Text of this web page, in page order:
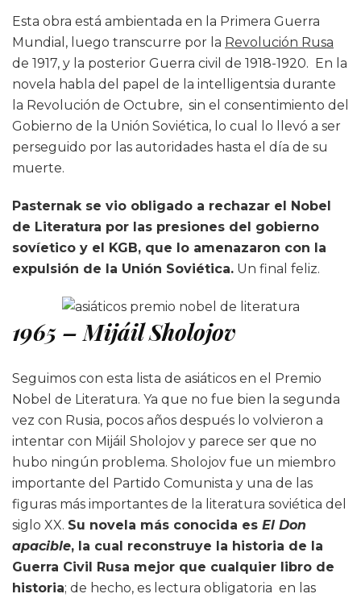
Esta obra está ambientada en la Primera Guerra
Mundial, luego transcurre por la Revolución Rusa
de 1917, y la posterior Guerra civil de 1918-1920. En la
novela habla del papel de la intelligentsia durante
la Revolución de Octubre, sin el consentimiento del
Gobierno de la Unión Soviética, lo cual lo llevó a ser
perseguido por las autoridades hasta el día de su
muerte.
Pasternak se vio obligado a rechazar el Nobel
de Literatura por las presiones del gobierno
sovíetico y el KGB, que lo amenazaron con la
expulsión de la Unión Soviética. Un final feliz.
1965 – Mijáil Sholojov
Seguimos con esta lista de asiáticos en el Premio
Nobel de Literatura. Ya que no fue bien la segunda
vez con Rusia, pocos años después lo volvieron a
intentar con Mijáil Sholojov y parece ser que no
hubo ningún problema. Sholojov fue un miembro
importante del Partido Comunista y una de las
figuras más importantes de la literatura soviética del
siglo XX. Su novela más conocida es El Don
apacible, la cual reconstruye la historia de la
Guerra Civil Rusa mejor que cualquier libro de
historia; de hecho, es lectura obligatoria en las